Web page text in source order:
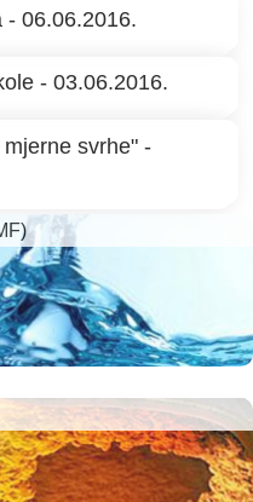
- 06.06.2016.
- 03.06.2016.
svrhe" -